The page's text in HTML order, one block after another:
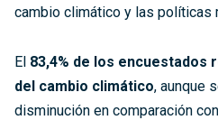
cambio climático y las políticas
El 83,4% de los encuestados
del cambio climático, aunque
disminución en comparación